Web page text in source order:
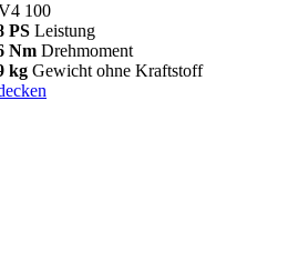
100
PS Leistung
Nm Drehmoment
kg Gewicht ohne Kraftstoff